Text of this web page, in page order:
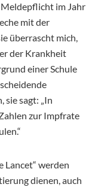
im Jahr
mit der
überrascht mich,
der Krankheit
einer Schule
sie sagt: „In
zur Impfrate
Lancet“ werden
dienen, auch